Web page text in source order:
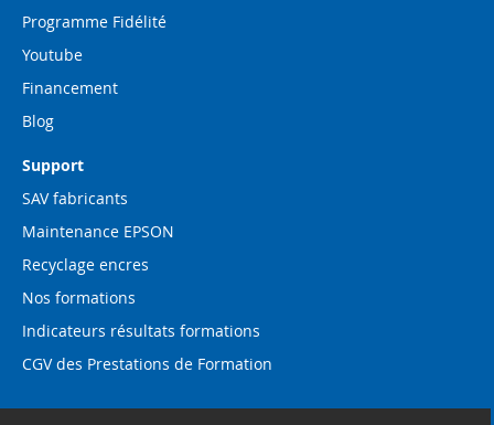
Programme Fidélité
Youtube
Financement
Blog
Support
SAV fabricants
Maintenance EPSON
Recyclage encres
Nos formations
Indicateurs résultats formations
CGV des Prestations de Formation